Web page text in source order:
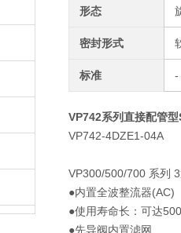
形态
密封形式
标准 -
VP742系列直接配管
VP742-4DZE1-04A
VP300/500/700 系列
●内置全波整流器(AC)
●使用寿命长：可达
●先导阀内置滤网